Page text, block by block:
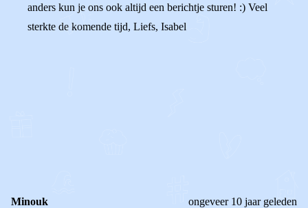
anders kun je ons ook altijd een berichtje sturen! :) Veel
sterkte de komende tijd, Liefs, Isabel
Minouk ongeveer 10 jaar geleden